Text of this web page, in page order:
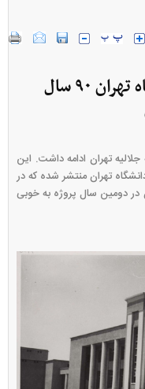
عکس/ مراحل ساخت دانشگاه تهران ۹۰ سال
جلالیه تهران ادامه داشت. این
تهران منتشر شده که در
در دومین سال پروژه به خوبی